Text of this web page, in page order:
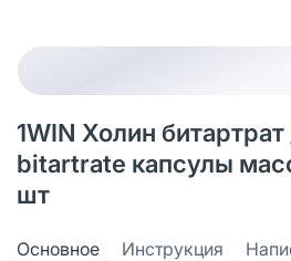
1WIN Холин
bitartrate капсулы
шт
Основное Инструкция